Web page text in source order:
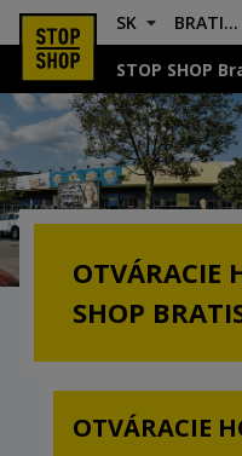
SK
STOP SHOP
Otváracie hodiny
OTVÁRACIE
SHOP
OTVÁRACIE